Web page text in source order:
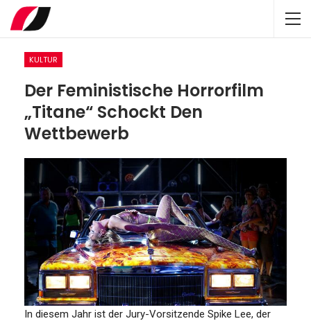
KULTUR
Der Feministische Horrorfilm
„Titane“ Schockt Den
Wettbewerb
In diesem Jahr ist der Jury-Vorsitzende Spike Lee, der